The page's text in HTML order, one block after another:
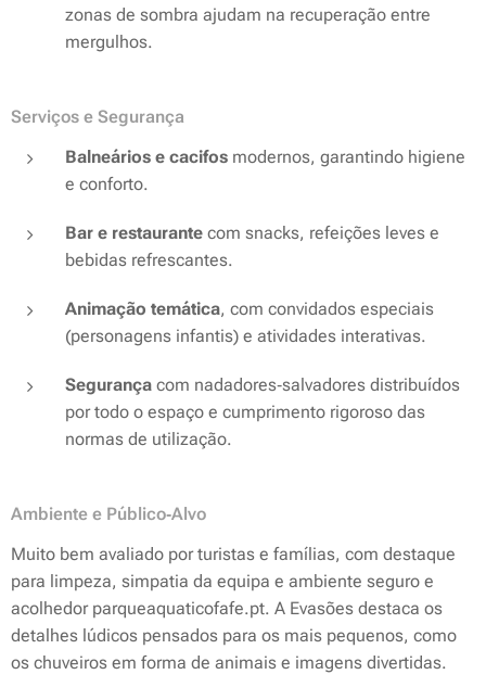
zonas de sombra ajudam na recuperação entre
mergulhos.
Serviços e Segurança
Balneários e cacifos modernos, garantindo higiene
e conforto.
Bar e restaurante com snacks, refeições leves e
bebidas refrescantes.
Animação temática, com convidados especiais
(personagens infantis) e atividades interativas.
Segurança com nadadores‑salvadores distribuídos
por todo o espaço e cumprimento rigoroso das
normas de utilização.
Ambiente e Público‑Alvo
Muito bem avaliado por turistas e famílias, com destaque
para limpeza, simpatia da equipa e ambiente seguro e
acolhedor parqueaquaticofafe.pt. A Evasões destaca os
detalhes lúdicos pensados para os mais pequenos, como
os chuveiros em forma de animais e imagens divertidas.